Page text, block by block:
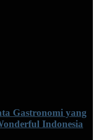
Gastronomi yang
Indonesia